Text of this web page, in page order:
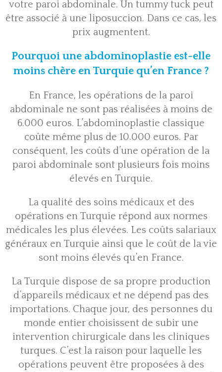
votre paroi abdominale. Un tummy tuck peut
être associé à une liposuccion. Dans ce cas, les
prix augmentent.
Pourquoi une abdominoplastie est-elle
moins chère en Turquie qu’en France ?
En France, les opérations de la paroi
abdominale ne sont pas réalisées à moins de
6.000 euros. L’abdominoplastie classique
coûte même plus de 10.000 euros. Par
conséquent, les coûts d’une opération de la
paroi abdominale sont plusieurs fois moins
élevés en Turquie.
La qualité des soins médicaux et des
opérations en Turquie répond aux normes
médicales les plus élevées. Les coûts salariaux
généraux en Turquie ainsi que le coût de la vie
sont moins élevés qu’en France.
La Turquie dispose de sa propre production
d’appareils médicaux et ne dépend pas des
importations. Chaque jour, des personnes du
monde entier choisissent de subir une
intervention chirurgicale dans les cliniques
turques. C’est la raison pour laquelle les
opérations peuvent être proposées à des